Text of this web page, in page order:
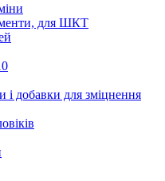
для ШКТ
і добавки для зміцнення